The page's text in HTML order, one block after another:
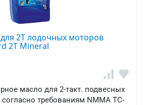
2Т лодочных моторов
2T Mineral
масло для 2-такт. подвесных
требованиям NMMA TC-